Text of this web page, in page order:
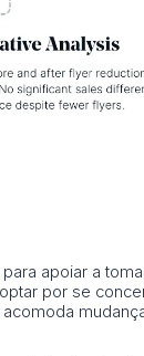
apoiar a
por se